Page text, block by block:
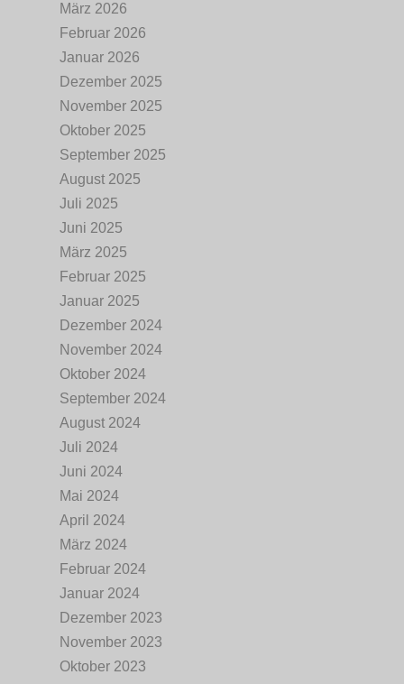
März 2026
Februar 2026
Januar 2026
Dezember 2025
November 2025
Oktober 2025
September 2025
August 2025
Juli 2025
Juni 2025
März 2025
Februar 2025
Januar 2025
Dezember 2024
November 2024
Oktober 2024
September 2024
August 2024
Juli 2024
Juni 2024
Mai 2024
April 2024
März 2024
Februar 2024
Januar 2024
Dezember 2023
November 2023
Oktober 2023